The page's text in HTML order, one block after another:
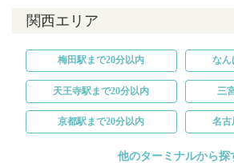
関西エリア
梅田駅まで20分以内 なん
天王寺駅まで20分以内 三
京都駅まで20分以内 名古
他のターミナルから探